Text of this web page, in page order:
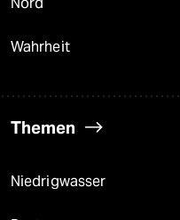
Wahrheit
Themen
Niedrigwasser